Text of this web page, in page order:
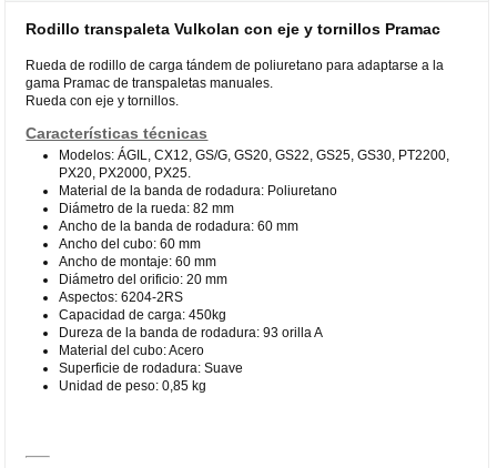
Rodillo transpaleta Vulkolan con eje y tornillos Pramac
Rueda de rodillo de carga tándem de poliuretano para adaptarse a la
gama Pramac de transpaletas manuales.
Rueda con eje y tornillos.
Características técnicas
Modelos: ÁGIL, CX12, GS/G, GS20, GS22, GS25, GS30, PT2200,
PX20, PX2000, PX25.
Material de la banda de rodadura: Poliuretano
Diámetro de la rueda: 82 mm
Ancho de la banda de rodadura: 60 mm
Ancho del cubo: 60 mm
Ancho de montaje: 60 mm
Diámetro del orificio: 20 mm
Aspectos: 6204-2RS
Capacidad de carga: 450kg
Dureza de la banda de rodadura: 93 orilla A
Material del cubo: Acero
Superficie de rodadura: Suave
Unidad de peso: 0,85 kg